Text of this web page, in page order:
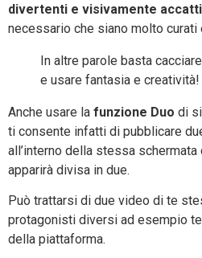
divertenti e visivamente
necessario che siano molto curati
In altre parole basta
e usare fantasia e creatività!
Anche usare la funzione Duo di
ti consente infatti di pubblicare
all’interno della stessa
apparirà divisa in due.
Può trattarsi di due video di te
protagonisti diversi ad esempio
della piattaforma.